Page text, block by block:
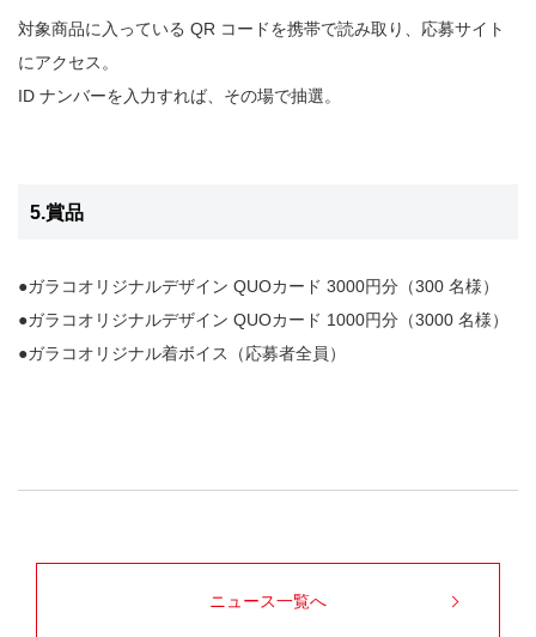
対象商品に入っている QR コードを携帯で読み取り、応募サイト
にアクセス。
ID ナンバーを入力すれば、その場で抽選。
5.賞品
●ガラコオリジナルデザイン QUOカード 3000円分（300 名様）
●ガラコオリジナルデザイン QUOカード 1000円分（3000 名様）
●ガラコオリジナル着ボイス（応募者全員）
ニュース一覧へ